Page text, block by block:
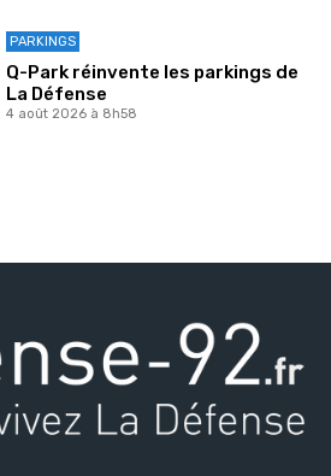
PARKINGS
Q-Park réinvente les parkings de
La Défense
4 août 2026 à 8h58